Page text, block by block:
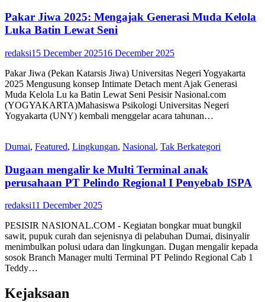
Pakar Jiwa 2025: Mengajak Generasi Muda Kelola
Luka Batin Lewat Seni
redaksi15 December 202516 December 2025
Pakar Jiwa (Pekan Katarsis Jiwa) Universitas Negeri Yogyakarta
2025 Mengusung konsep Intimate Detach ment Ajak Generasi
Muda Kelola Lu ka Batin Lewat Seni Pesisir Nasional.com
(YOGYAKARTA)Mahasiswa Psikologi Universitas Negeri
Yogyakarta (UNY) kembali menggelar acara tahunan…
Dumai, Featured, Lingkungan, Nasional, Tak Berkategori
Dugaan mengalir ke Multi Terminal anak
perusahaan PT Pelindo Regional I Penyebab ISPA
redaksi11 December 2025
PESISIR NASIONAL.COM - Kegiatan bongkar muat bungkil
sawit, pupuk curah dan sejenisnya di pelabuhan Dumai, disinyalir
menimbulkan polusi udara dan lingkungan. Dugan mengalir kepada
sosok Branch Manager multi Terminal PT Pelindo Regional Cab 1
Teddy…
Kejaksaan